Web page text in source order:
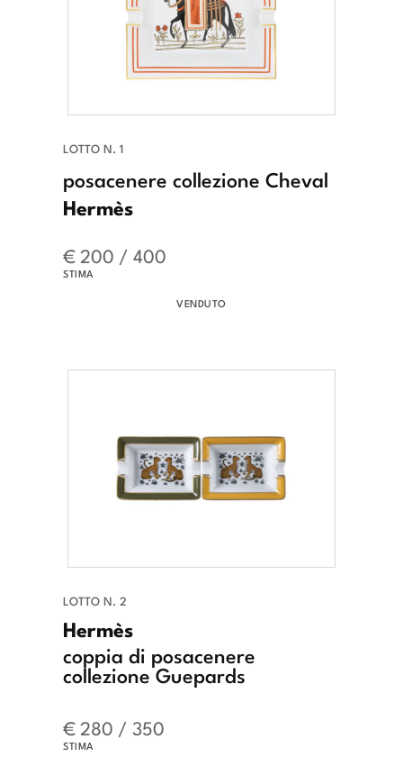
LOTTO N. 1
Hermès
posacenere collezione Cheval
€ 200 / 400
STIMA
VENDUTO
LOTTO N. 2
Hermès
coppia di posacenere
collezione Guepards
€ 280 / 350
STIMA